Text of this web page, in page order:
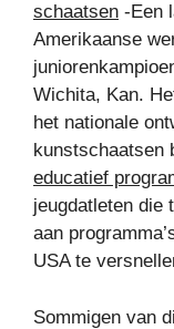
schaatsen -Een
Amerikaanse
Wichita, Kan.
het nationale
kunstschaatsen
educatief
jeugdatleten die
aan
USA te
Sommigen van